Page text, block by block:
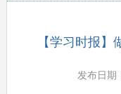
【学习时报
发布日